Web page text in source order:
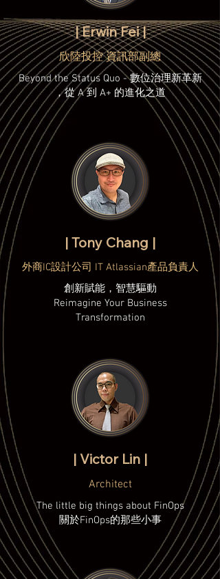
| Erwin Fei |
欣陸投控 資訊部副總
Beyond the Status Quo - 數位治理新革新
，從 A 到 A+ 的進化之道
| Tony Chang |
外商IC設計公司 IT Atlassian產品負責人
創新賦能，智慧驅動
Reimagine Your Business
Transformation
| Victor Lin |
Architect
The little big things about FinOps
關於FinOps的那些小事